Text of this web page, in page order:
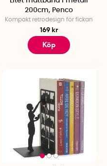
200cm, Penco
Kompakt retrodesign för fickan
169 kr
Köp